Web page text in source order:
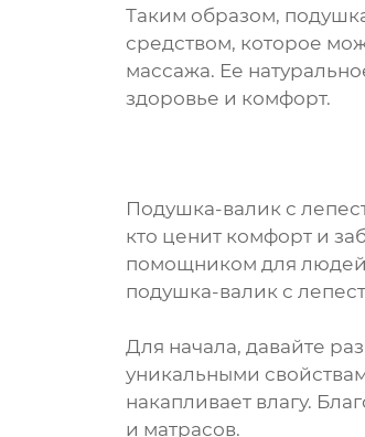
Таким образом,
средством, которое
массажа. Ее
здоровье и комфорт.
Подушка-валик с
кто ценит комфорт и
помощником для людей
подушка-валик с
Для начала, давайте
уникальными
накапливает влагу.
и матрасов.